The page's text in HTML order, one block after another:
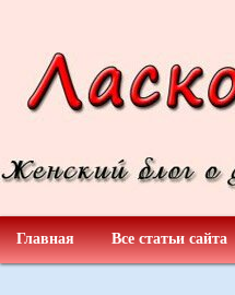
Главная Все статьи сайта